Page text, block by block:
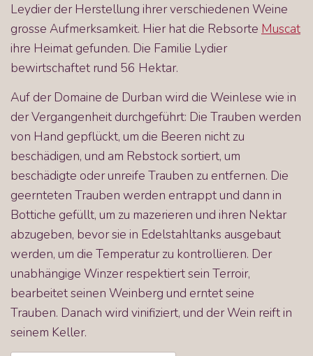
Leydier der Herstellung ihrer verschiedenen Weine
grosse Aufmerksamkeit. Hier hat die Rebsorte Muscat
ihre Heimat gefunden. Die Familie Lydier
bewirtschaftet rund 56 Hektar.
Auf der Domaine de Durban wird die Weinlese wie in
der Vergangenheit durchgeführt: Die Trauben werden
von Hand gepflückt, um die Beeren nicht zu
beschädigen, und am Rebstock sortiert, um
beschädigte oder unreife Trauben zu entfernen. Die
geernteten Trauben werden entrappt und dann in
Bottiche gefüllt, um zu mazerieren und ihren Nektar
abzugeben, bevor sie in Edelstahltanks ausgebaut
werden, um die Temperatur zu kontrollieren. Der
unabhängige Winzer respektiert sein Terroir,
bearbeitet seinen Weinberg und erntet seine
Trauben. Danach wird vinifiziert, und der Wein reift in
seinem Keller.